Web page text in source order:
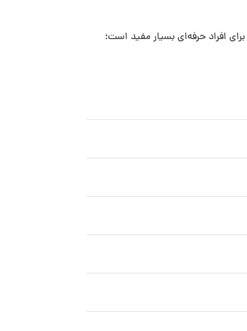
افراد حرفه‌ای بسیار مفید است؛